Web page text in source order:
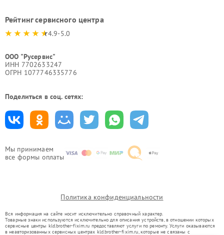
Мы принимаем
все формы оплаты
Рейтинг сервисного центра
4.9-5.0
ООО "Русервис"
ИНН 7702633247
ОГРН 1077746335776
Поделиться в соц. сетях:
Политика конфиденциальности
Вся информация на сайте носит исключительно справочный характер.
Товарные знаки используются исключительно для описания устройств, в отношении которых
сервисные центры kld.brother-fixim.ru предоставляют услуги по ремонту. Услуги оказываются
в неавторизованных сервисных центрах kld.brother-fixim.ru, которые не связаны с